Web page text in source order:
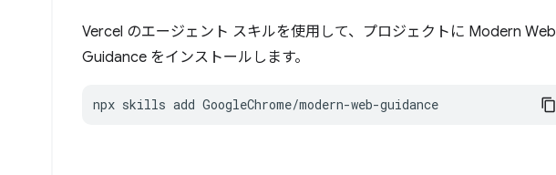
Vercel のエージェント スキルを使用して、プロジェクトに Modern Web
Guidance をインストールします。
npx skills add GoogleChrome/modern-web-guidance